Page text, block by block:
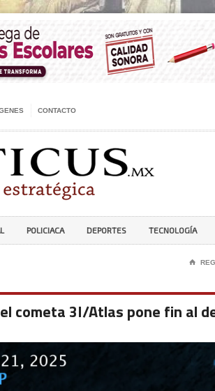
CONTACTO
POLICIACA DEPORTES TECNOLOGÍA
⌂
cometa 3I/Atlas pone fin al